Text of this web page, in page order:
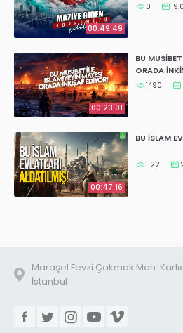
00:49:49
0
00:23:01
BU
ORADA
1490
00:47:16
BU İSLAM
1122
Maraşel Fevzi Çakmak Mah.
İstanbul